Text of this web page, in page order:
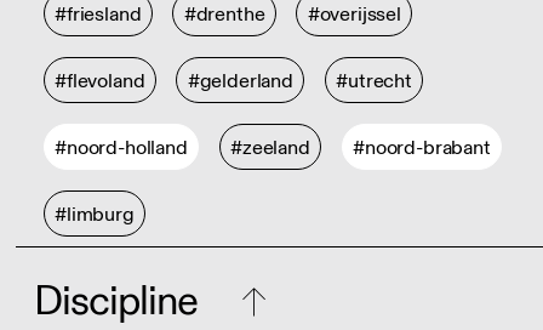
#friesland #drenthe #overijssel
#flevoland #gelderland #utrecht
#noord-holland #zeeland #noord-brabant
#limburg
Discipline